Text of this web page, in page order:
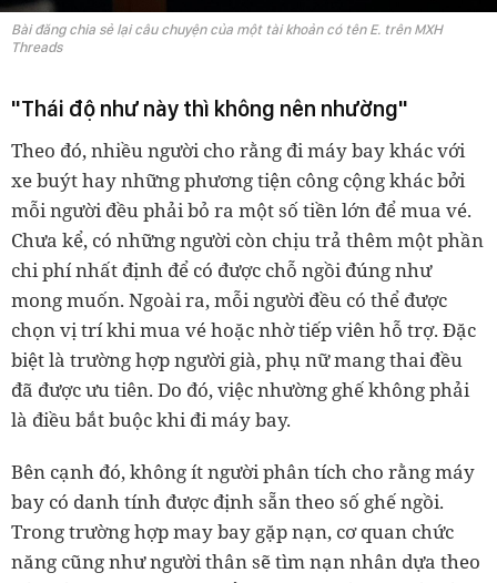
Bài đăng chia sẻ lại câu chuyện của một tài khoản có tên E. trên MXH
Threads
"Thái độ như này thì không nên nhường"
Theo đó, nhiều người cho rằng đi máy bay khác với
xe buýt hay những phương tiện công cộng khác bởi
mỗi người đều phải bỏ ra một số tiền lớn để mua vé.
Chưa kể, có những người còn chịu trả thêm một phần
chi phí nhất định để có được chỗ ngồi đúng như
mong muốn. Ngoài ra, mỗi người đều có thể được
chọn vị trí khi mua vé hoặc nhờ tiếp viên hỗ trợ. Đặc
biệt là trường hợp người già, phụ nữ mang thai đều
đã được ưu tiên. Do đó, việc nhường ghế không phải
là điều bắt buộc khi đi máy bay.
Bên cạnh đó, không ít người phân tích cho rằng máy
bay có danh tính được định sẵn theo số ghế ngồi.
Trong trường hợp may bay gặp nạn, cơ quan chức
năng cũng như người thân sẽ tìm nạn nhân dựa theo